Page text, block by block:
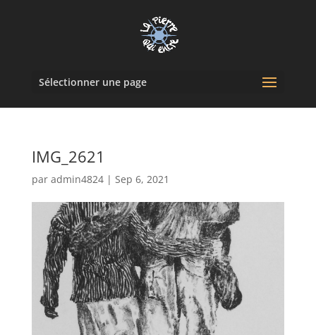
Sélectionner une page
IMG_2621
par admin4824| Sep 6, 2021